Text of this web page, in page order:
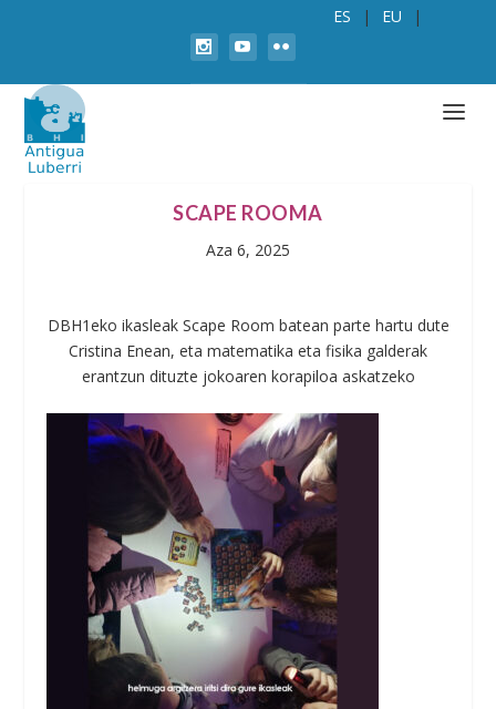
EU
ES
SCAPE ROOMA
Aza 6, 2025
DBH1eko ikasleak Scape Room batean parte hartu dute
Cristina Enean, eta matematika eta fisika galderak
erantzun dituzte jokoaren korapiloa askatzeko